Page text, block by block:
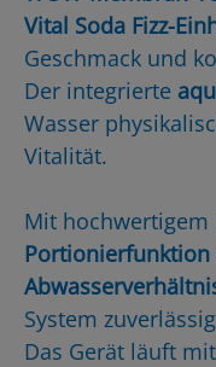
Vital Soda Fizz-
Geschmack und
Der integrierte
Wasser
Vitalität.
Mit hochwertigem
Portionierfunktion
System
Das Gerät läuft mit